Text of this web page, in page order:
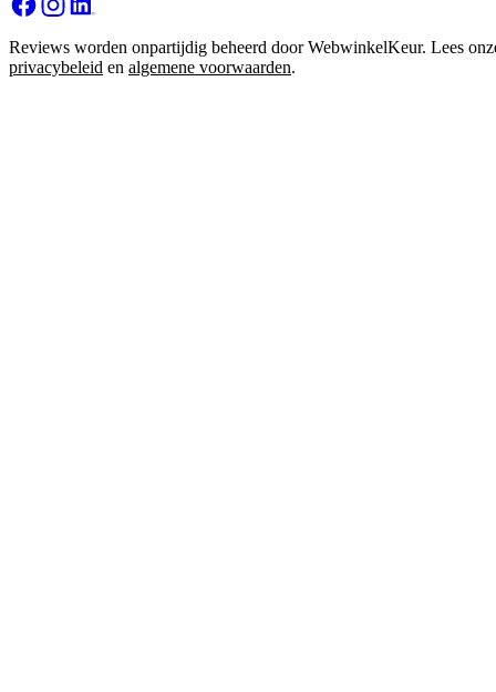
Reviews worden onpartijdig beheerd door WebwinkelKeur. Lees
privacybeleid en algemene voorwaarden.